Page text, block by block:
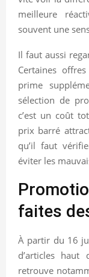
meilleure
souvent une
Il faut aussi
Certaines
prime
sélection de
c’est un coût
prix barré
qu’il faut
éviter les
faites
À partir du 16
d’articles
retrouve